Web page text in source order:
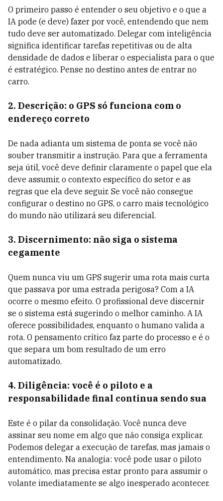
O primeiro passo é entender o seu objetivo e o que a
IA pode (e deve) fazer por você, entendendo que nem
tudo deve ser automatizado. Delegar com inteligência
significa identificar tarefas repetitivas ou de alta
densidade de dados e liberar o especialista para o que
é estratégico. Pense no destino antes de entrar no
carro.
2. Descrição: o GPS só funciona com o
endereço correto
De nada adianta um sistema de ponta se você não
souber transmitir a instrução. Para que a ferramenta
seja útil, você deve definir claramente o papel que ela
deve assumir, o contexto específico do setor e as
regras que ela deve seguir. Se você não consegue
configurar o destino no GPS, o carro mais tecnológico
do mundo não utilizará seu diferencial.
3. Discernimento: não siga o sistema
cegamente
Quem nunca viu um GPS sugerir uma rota mais curta
que passava por uma estrada perigosa? Com a IA
ocorre o mesmo efeito. O profissional deve discernir
se o sistema está sugerindo o melhor caminho. A IA
oferece possibilidades, enquanto o humano valida a
rota. O pensamento crítico faz parte do processo e é o
que separa um bom resultado de um erro
automatizado.
4. Diligência: você é o piloto e a
responsabilidade final continua sendo sua
Este é o pilar da consolidação. Você nunca deve
assinar seu nome em algo que não consiga explicar.
Podemos delegar a execução de tarefas, mas jamais o
entendimento. Na analogia: você pode usar o piloto
automático, mas precisa estar pronto para assumir o
volante imediatamente se algo inesperado acontecer.